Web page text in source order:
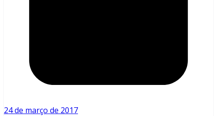
24 de março de 2017